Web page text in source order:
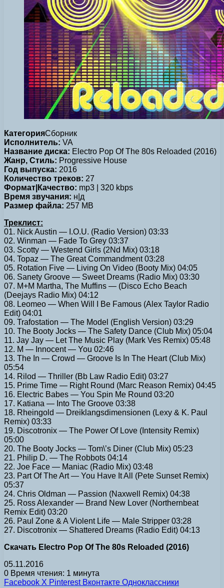
КатегорияСборник
Исполнитель: VA
Название диска: Electro Pop Of The 80s Reloaded (2016)
Жанр, Стиль: Progressive House
Год выпуска: 2016
Количество треков: 27
Формат|Качество: mp3 | 320 kbps
Время звучания: н|д
Размер файла: 257 MB
Треклист:
01. Nick Austin — I.O.U. (Radio Version) 03:33
02. Winman — Fade To Grey 03:37
03. Scotty — Westend Girls (2Nd Mix) 03:18
04. Topaz — The Great Commandment 03:28
05. Rotation Five — Living On Video (Booty Mix) 04:05
06. Sanety Groove — Sweet Dreams (Radio Mix) 03:30
07. M+M Martha, The Muffins — (Disco Echo Beach
(Deejays Radio Mix) 04:12
08. Leomeo — When Will I Be Famous (Alex Taylor Radio
Edit) 04:01
09. Trafostation — The Model (English Version) 03:29
10. The Booty Jocks — The Safety Dance (Club Mix) 05:04
11. Jay Jay — Let The Music Play (Mark Ves Remix) 05:48
12. M — Innocent — You 02:46
13. The In — Crowd — Groove Is In The Heart (Club Mix)
05:54
14. Rilod — Thriller (Bb Law Radio Edit) 03:27
15. Prime Time — Right Round (Marc Reason Remix) 04:45
16. Electric Babes — You Spin Me Round 03:20
17. Katiana — Into The Groove 03:38
18. Rheingold — Dreiklangsdimensionen (Lexy & K. Paul
Remix) 03:33
19. Discotronix — The Power Of Love (Intensity Remix)
05:00
20. The Booty Jocks — Tom\’s Diner (Club Mix) 05:23
21. Philip D. — The Robbots 04:14
22. Joe Face — Maniac (Radio Mix) 03:48
23. Part Of The Art — You Have It All (Pete Sunset Remix)
05:37
24. Chris Oldman — Passion (Naxwell Remix) 04:38
25. Ross Alexander — Brand New Lover (Northernbeat
Remix Edit) 03:20
26. Paul Zone & A Violent Life — Male Stripper 03:28
27. Discotronix — Shattered Dreams (Radio Edit) 04:13
Скачать Electro Pop Of The 80s Reloaded (2016)
05.11.2016
0 Время чтения: 1 минута
Facebook X Pinterest Вконтакте Одноклассники